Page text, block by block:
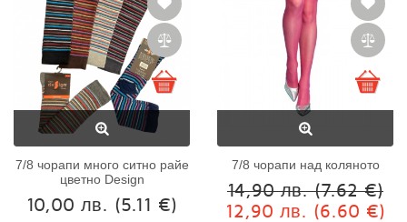
7/8 чорапи много ситно райе
цветно Design
10,00 лв. (5.11 €)
7/8 чорапи над коляното
14,90 лв.(7.62 €)
12,90 лв. (6.60 €)